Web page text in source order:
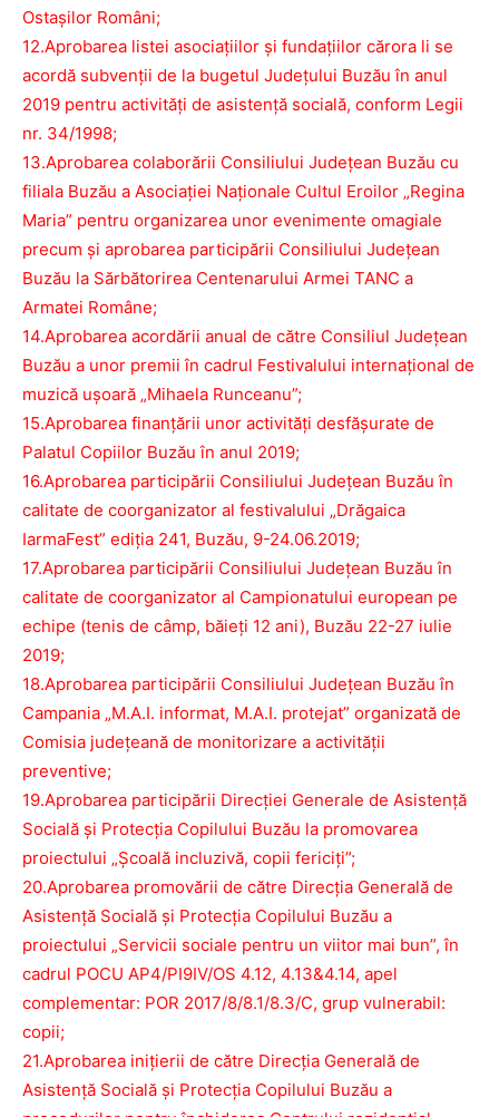
Ostașilor Români;
12.Aprobarea listei asociațiilor și fundațiilor cărora li se
acordă subvenții de la bugetul Județului Buzău în anul
2019 pentru activități de asistență socială, conform Legii
nr. 34/1998;
13.Aprobarea colaborării Consiliului Județean Buzău cu
filiala Buzău a Asociației Naționale Cultul Eroilor „Regina
Maria” pentru organizarea unor evenimente omagiale
precum și aprobarea participării Consiliului Județean
Buzău la Sărbătorirea Centenarului Armei TANC a
Armatei Române;
14.Aprobarea acordării anual de către Consiliul Județean
Buzău a unor premii în cadrul Festivalului internațional de
muzică ușoară „Mihaela Runceanu”;
15.Aprobarea finanțării unor activități desfășurate de
Palatul Copiilor Buzău în anul 2019;
16.Aprobarea participării Consiliului Județean Buzău în
calitate de coorganizator al festivalului „Drăgaica
IarmaFest” ediția 241, Buzău, 9-24.06.2019;
17.Aprobarea participării Consiliului Județean Buzău în
calitate de coorganizator al Campionatului european pe
echipe (tenis de câmp, băieți 12 ani), Buzău 22-27 iulie
2019;
18.Aprobarea participării Consiliului Județean Buzău în
Campania „M.A.I. informat, M.A.I. protejat” organizată de
Comisia județeană de monitorizare a activității
preventive;
19.Aprobarea participării Direcției Generale de Asistență
Socială și Protecția Copilului Buzău la promovarea
proiectului „Școală incluzivă, copii fericiți”;
20.Aprobarea promovării de către Direcția Generală de
Asistență Socială și Protecția Copilului Buzău a
proiectului „Servicii sociale pentru un viitor mai bun”, în
cadrul POCU AP4/PI9IV/OS 4.12, 4.13&4.14, apel
complementar: POR 2017/8/8.1/8.3/C, grup vulnerabil:
copii;
21.Aprobarea inițierii de către Direcția Generală de
Asistență Socială și Protecția Copilului Buzău a